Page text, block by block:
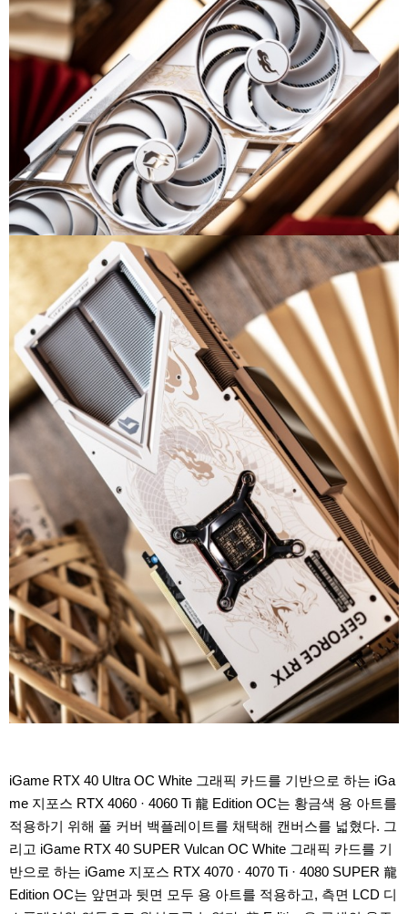
iGame RTX 40 Ultra OC White 그래픽 카드를 기반으로 하는 iGa
me 지포스 RTX 4060 · 4060 Ti 龍 Edition OC는 황금색 용 아트를
적용하기 위해 풀 커버 백플레이트를 채택해 캔버스를 넓혔다. 그
리고 iGame RTX 40 SUPER Vulcan OC White 그래픽 카드를 기
반으로 하는 iGame 지포스 RTX 4070 · 4070 Ti · 4080 SUPER 龍
Edition OC는 앞면과 뒷면 모두 용 아트를 적용하고, 측면 LCD 디